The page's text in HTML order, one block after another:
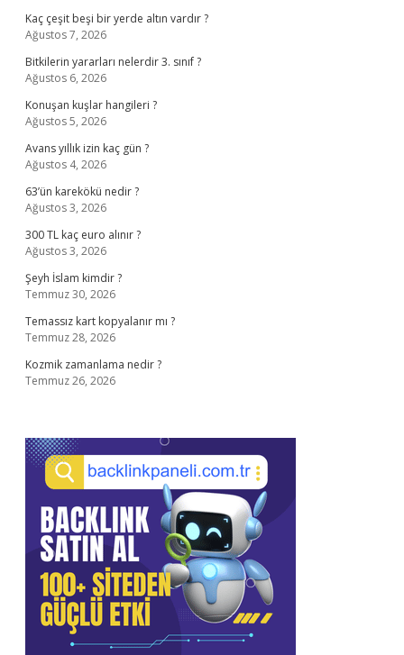
Kaç çeşit beşi bir yerde altın vardır ?
Ağustos 7, 2026
Bitkilerin yararları nelerdir 3. sınıf ?
Ağustos 6, 2026
Konuşan kuşlar hangileri ?
Ağustos 5, 2026
Avans yıllık izin kaç gün ?
Ağustos 4, 2026
63’ün karekökü nedir ?
Ağustos 3, 2026
300 TL kaç euro alınır ?
Ağustos 3, 2026
Şeyh İslam kimdir ?
Temmuz 30, 2026
Temassız kart kopyalanır mı ?
Temmuz 28, 2026
Kozmik zamanlama nedir ?
Temmuz 26, 2026